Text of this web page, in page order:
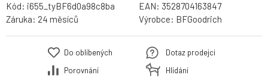
Kód: i655_tyBF6d0a98c8ba EAN: 3528704163847
Záruka: 24 měsíců Výrobce: BFGoodrich
Do oblíbených
Porovnání
Dotaz prodejci
Hlídání